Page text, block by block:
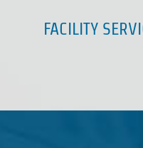
FACILITY